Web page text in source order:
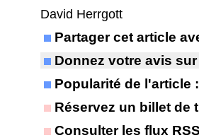
David Herrgott
Partager cet article
Donnez votre avis
Popularité de l'article
Réservez un billet de
Consulter les flux